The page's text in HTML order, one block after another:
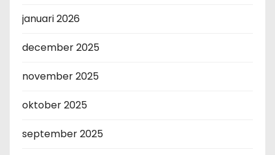
januari 2026
december 2025
november 2025
oktober 2025
september 2025